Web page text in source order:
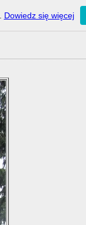
Dowiedz się więcej